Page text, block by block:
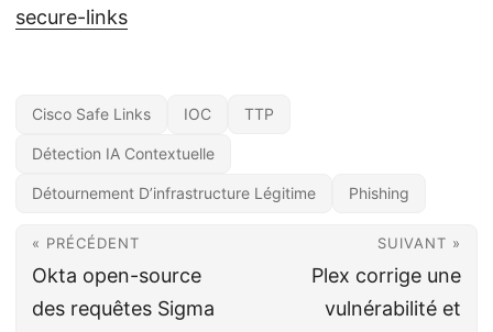
secure-links
Cisco Safe Links IOC TTP
Détection IA Contextuelle
Détournement D’infrastructure Légitime Phishing
« PRÉCÉDENT
Okta open-source
des requêtes Sigma
SUIVANT »
Plex corrige une
vulnérabilité et